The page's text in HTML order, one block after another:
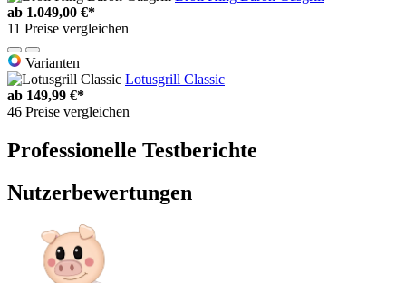
ab 1.049,00 €*
11 Preise vergleichen
Varianten
Lotusgrill Classic
ab 149,99 €*
46 Preise vergleichen
Professionelle Testberichte
Nutzerbewertungen